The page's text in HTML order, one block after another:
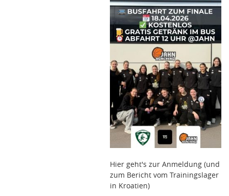
Hier geht's zur Anmeldung (und
zum Bericht vom Trainingslager
in Kroatien)